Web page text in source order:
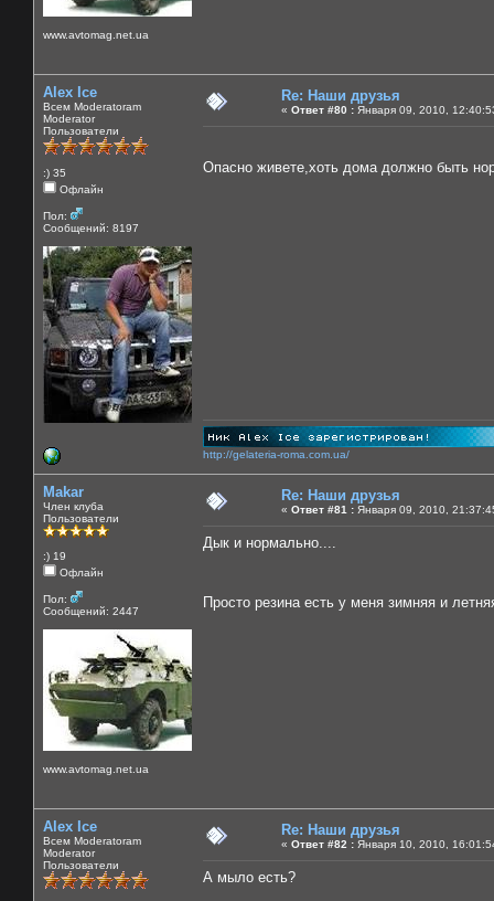
www.avtomag.net.ua
Alex Ice
Всем Moderatoram
Moderator
Пользователи
:) 35
Офлайн
Пол:
Сообщений: 8197
Re: Наши друзья
« Ответ #80 : Января 09, 2010,
Опасно живете,хоть дома должно быть
http://gelateria-roma.com.ua/
Makar
Член клуба
Пользователи
:) 19
Офлайн
Пол:
Сообщений: 2447
www.avtomag.net.ua
Re: Наши друзья
« Ответ #81 : Января 09, 2010,
Дык и нормально....
Просто резина есть у меня зимняя и
Alex Ice
Всем Moderatoram
Moderator
Пользователи
Re: Наши друзья
« Ответ #82 : Января 10, 2010,
А мыло есть?